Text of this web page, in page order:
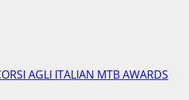
AGLI ITALIAN MTB AWARDS